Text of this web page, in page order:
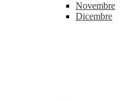
Novembre
Dicembre